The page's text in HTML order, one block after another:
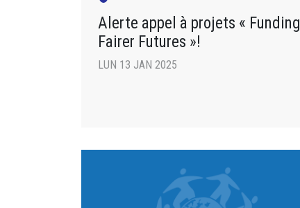
Alerte appel à projets « Funding
Fairer Futures »!
LUN 13 JAN 2025